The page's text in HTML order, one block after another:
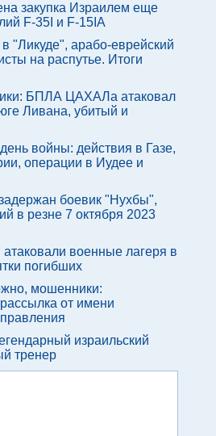
закупка Израилем еще
F-35I и F-15IA
"Ликуде", арабо-еврейский
на распутье. Итоги
БПЛА ЦАХАЛа атаковал
Ливана, убитый и
войны: действия в Газе,
операции в Иудее и
боевик "Нухбы",
в резне 7 октября 2023
атаковали военные лагеря в
погибших
мошенники:
от имени
израильский
тренер